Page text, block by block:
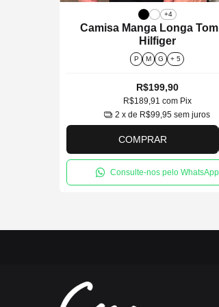
+4
Camisa Manga Longa
Hilfiger
P M G + 5
R$199,90
R$189,91 com Pix
2 x de R$99,95 sem juros
COMPRAR
Consulte-nos pelo WhatsApp